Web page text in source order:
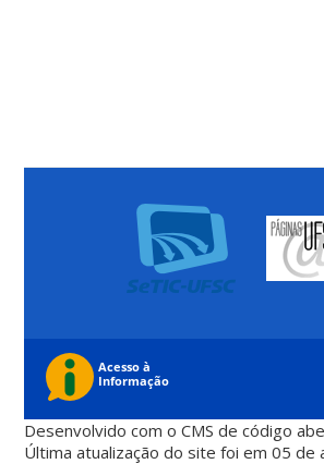
Desenvolvido com o CMS de código
Última atualização do site foi em 05 de